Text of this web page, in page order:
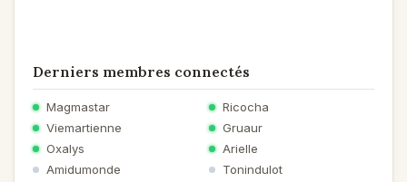
Derniers membres connectés
Magmastar
Ricocha
Viemartienne
Gruaur
Oxalys
Arielle
Amidumonde
Tonindulot